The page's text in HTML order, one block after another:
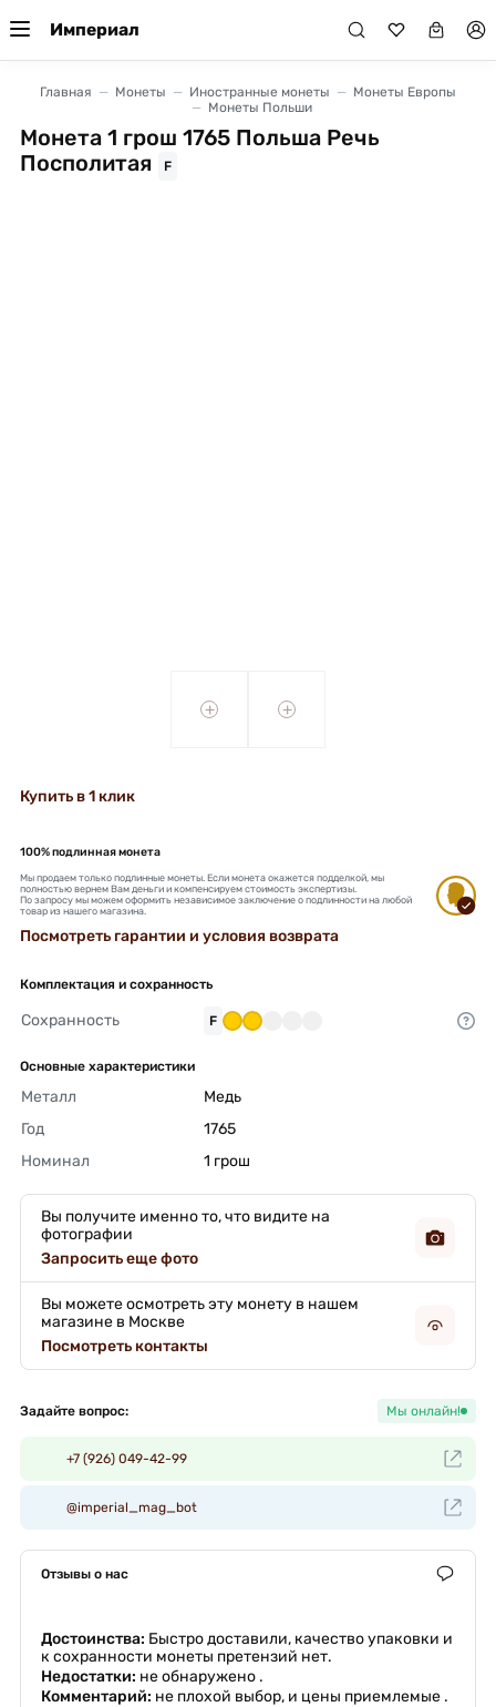
Империал
Главная Монеты Иностранные монеты
Монеты Европы
Монеты Польши
Монета 1 грош 1765 Польша Речь
Посполитая
F
+ +
Купить в 1 клик
100% подлинная монета
Мы продаем только подлинные монеты. Если монета окажется подделкой, мы
полностью вернем Вам деньги и компенсируем стоимость экспертизы.
По запросу мы можем оформить независимое заключение о подлинности на любой
товар из нашего магазина.
Посмотреть гарантии и условия возврата
Комплектация и сохранность
Сохранность F
Основные характеристики
Металл
Медь
Год
1765
Номинал
1 грош
Вы получите именно то, что видите на
фотографии
Запросить еще фото
Вы можете осмотреть эту монету в нашем
магазине в Москве
Посмотреть контакты
Задайте вопрос: Мы онлайн!
+7 (926) 049-42-99
@imperial_mag_bot
Отзывы о нас
Достоинства: Быстро доставили, качество упаковки и
к сохранности монеты претензий нет.
Недостатки: не обнаружено .
Комментарий: не плохой выбор, и цены приемлемые .